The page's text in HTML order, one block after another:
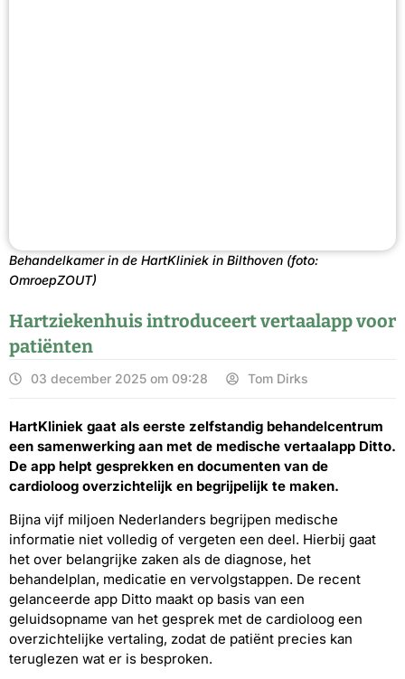
Behandelkamer in de HartKliniek in Bilthoven (foto:
OmroepZOUT)
Hartziekenhuis introduceert vertaalapp voor
patiënten
03 december 2025 om 09:28 Tom Dirks
HartKliniek gaat als eerste zelfstandig behandelcentrum
een samenwerking aan met de medische vertaalapp Ditto.
De app helpt gesprekken en documenten van de
cardioloog overzichtelijk en begrijpelijk te maken.
Bijna vijf miljoen Nederlanders begrijpen medische
informatie niet volledig of vergeten een deel. Hierbij gaat
het over belangrijke zaken als de diagnose, het
behandelplan, medicatie en vervolgstappen. De recent
gelanceerde app Ditto maakt op basis van een
geluidsopname van het gesprek met de cardioloog een
overzichtelijke vertaling, zodat de patiënt precies kan
teruglezen wat er is besproken.